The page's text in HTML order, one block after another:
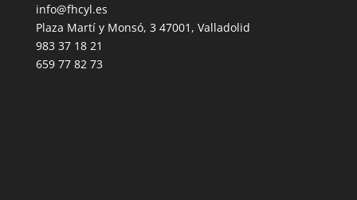
info@fhcyl.es
Plaza Martí y Monsó, 3 47001, Valladolid
983 37 18 21
659 77 82 73